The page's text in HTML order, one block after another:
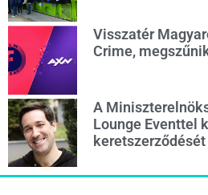
Visszatér
Crime,
A
Lounge Eventtel
keretszerződését